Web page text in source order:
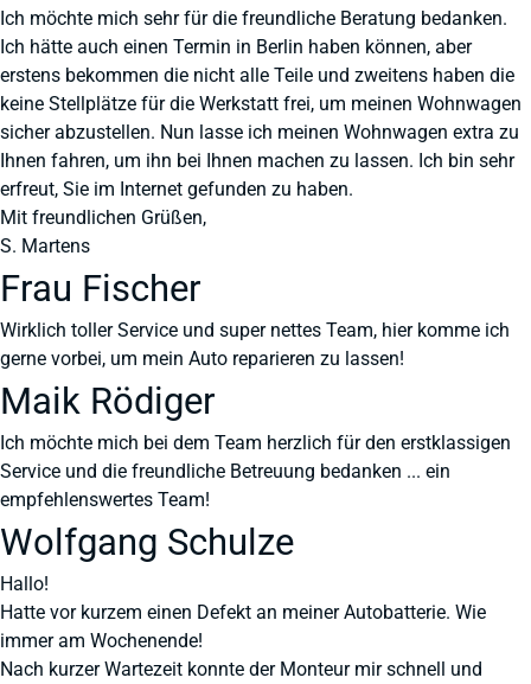
Ich möchte mich sehr für die freundliche Beratung bedanken.
Ich hätte auch einen Termin in Berlin haben können, aber
erstens bekommen die nicht alle Teile und zweitens haben die
keine Stellplätze für die Werkstatt frei, um meinen Wohnwagen
sicher abzustellen. Nun lasse ich meinen Wohnwagen extra zu
Ihnen fahren, um ihn bei Ihnen machen zu lassen. Ich bin sehr
erfreut, Sie im Internet gefunden zu haben.
Mit freundlichen Grüßen,
S. Martens
Frau Fischer
Wirklich toller Service und super nettes Team, hier komme ich
gerne vorbei, um mein Auto reparieren zu lassen!
Maik Rödiger
Ich möchte mich bei dem Team herzlich für den erstklassigen
Service und die freundliche Betreuung bedanken ... ein
empfehlenswertes Team!
Wolfgang Schulze
Hallo!
Hatte vor kurzem einen Defekt an meiner Autobatterie. Wie
immer am Wochenende!
Nach kurzer Wartezeit konnte der Monteur mir schnell und